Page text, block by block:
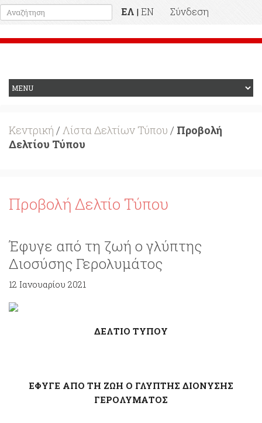
ΕΛ | EN
Σύνδεση
Κεντρική / Λίστα Δελτίων Τύπου / Προβολή
Δελτίου Τύπου
Προβολή Δελτίο Τύπου
Έφυγε από τη ζωή ο γλύπτης
Διοσύσης Γερολυμάτος
12 Ιανουαρίου 2021
ΔΕΛΤΙΟ ΤΥΠΟΥ
ΕΦΥΓΕ ΑΠΟ ΤΗ ΖΩΗ Ο ΓΛΥΠΤΗΣ ΔΙΟΝΥΣΗΣ
ΓΕΡΟΛΥΜΑΤΟΣ